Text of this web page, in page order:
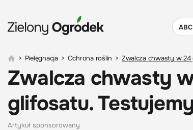
> Pielęgnacja > Ochrona roślin > Zwalcza chwasty w 24
Zwalcza chwasty
glifosatu.
Artykuł sponsorowany